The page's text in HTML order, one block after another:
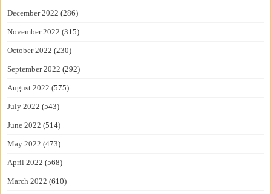
December 2022 (286)
November 2022 (315)
October 2022 (230)
September 2022 (292)
August 2022 (575)
July 2022 (543)
June 2022 (514)
May 2022 (473)
April 2022 (568)
March 2022 (610)